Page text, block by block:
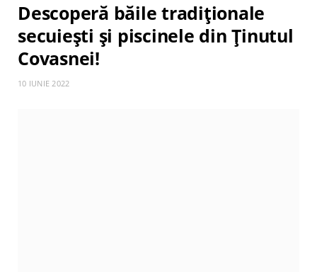
Descoperă băile tradiționale
secuiești și piscinele din Ținutul
Covasnei!
10 IUNIE 2022